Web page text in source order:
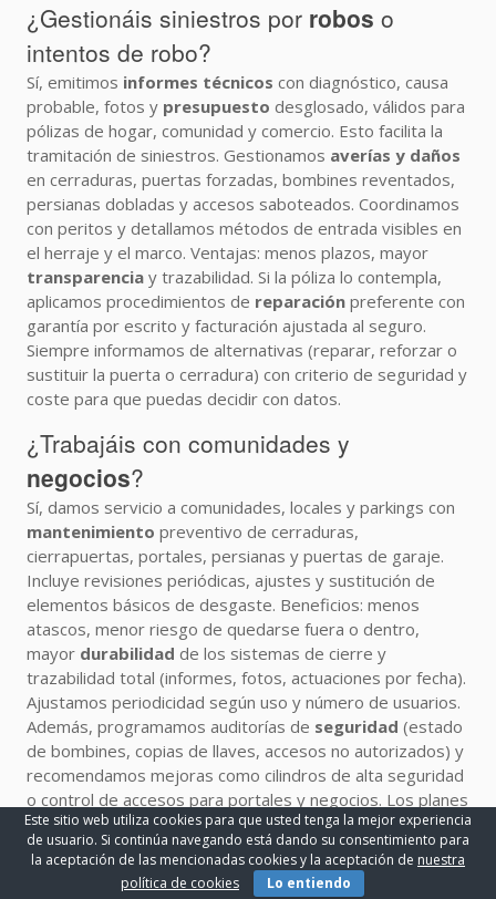
¿Gestionáis siniestros por robos o
intentos de robo?
Sí, emitimos informes técnicos con diagnóstico, causa
probable, fotos y presupuesto desglosado, válidos para
pólizas de hogar, comunidad y comercio. Esto facilita la
tramitación de siniestros. Gestionamos averías y daños
en cerraduras, puertas forzadas, bombines reventados,
persianas dobladas y accesos saboteados. Coordinamos
con peritos y detallamos métodos de entrada visibles en
el herraje y el marco. Ventajas: menos plazos, mayor
transparencia y trazabilidad. Si la póliza lo contempla,
aplicamos procedimientos de reparación preferente con
garantía por escrito y facturación ajustada al seguro.
Siempre informamos de alternativas (reparar, reforzar o
sustituir la puerta o cerradura) con criterio de seguridad y
coste para que puedas decidir con datos.
¿Trabajáis con comunidades y
negocios?
Sí, damos servicio a comunidades, locales y parkings con
mantenimiento preventivo de cerraduras,
cierrapuertas, portales, persianas y puertas de garaje.
Incluye revisiones periódicas, ajustes y sustitución de
elementos básicos de desgaste. Beneficios: menos
atascos, menor riesgo de quedarse fuera o dentro,
mayor durabilidad de los sistemas de cierre y
trazabilidad total (informes, fotos, actuaciones por fecha).
Ajustamos periodicidad según uso y número de usuarios.
Además, programamos auditorías de seguridad (estado
de bombines, copias de llaves, accesos no autorizados) y
recomendamos mejoras como cilindros de alta seguridad
o control de accesos para portales y negocios. Los planes
sonflexibles(sin permanencia) y con recambios
homologados. La comunicación es centralizada con técnico
de referencia para agilizar avisos y coordinar accesos con
Este sitio web utiliza cookies para que usted tenga la mejor experiencia
de usuario. Si continúa navegando está dando su consentimiento para
la aceptación de las mencionadas cookies y la aceptación de nuestra
política de cookies
Lo entiendo
¡LLAMAR AHORA!